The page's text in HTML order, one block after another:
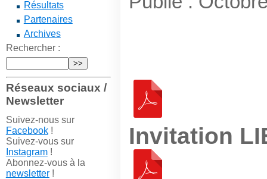
Résultats
Partenaires
Archives
Rechercher :
Réseaux sociaux /
Newsletter
Suivez-nous sur
Facebook!
Suivez-vous sur
Instagram!
Abonnez-vous à la
newsletter!
Invitation